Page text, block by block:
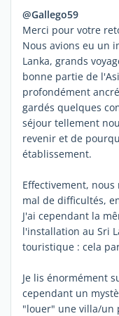
@Gallego59
Merci pour votre
Nous avions eu un
Lanka, grands
bonne partie de
profondément
gardés quelques
séjour tellement
revenir et de
établissement.
Effectivement,
mal de difficultés,
J'ai cependant la
l'installation au Sri
touristique : cela
Je lis énormément
cependant un
"louer" une villa/un